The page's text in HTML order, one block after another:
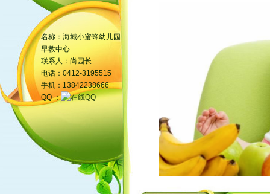
名称：海城小蜜蜂幼儿园
早教中心
联系人：尚园长
电话：0412-3195515
手机：13842238666
QQ ：